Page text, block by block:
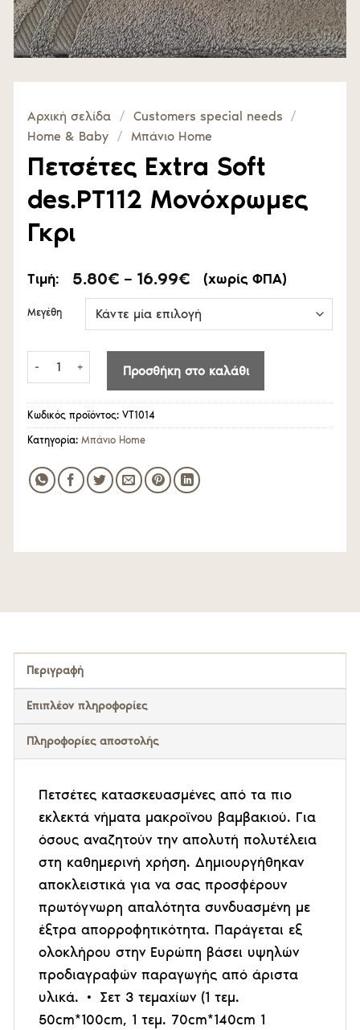
Αρχική σελίδα / Customers special needs /
Home & Baby / Μπάνιο Home
Πετσέτες Extra Soft
des.PT112 Μονόχρωμες
Γκρι
Τιμή: 5.80€ – 16.99€ Price
range:
5.80€
through
(χωρίς ΦΠΑ)
Μεγέθη
Πετσέτες Extra Soft des.PT112 Μονόχρωμες Γκρι ποσότητα
Προσθήκη στο καλάθι
Κωδικός προϊόντος: VT1014
Κατηγορία: Μπάνιο Home
Περιγραφή
Επιπλέον πληροφορίες
Πληροφορίες αποστολής
Πετσέτες κατασκευασμένες από τα πιο
εκλεκτά νήματα μακροϊνου βαμβακιού. Για
όσους αναζητούν την απολυτή πολυτέλεια
στη καθημερινή χρήση. Δημιουργήθηκαν
αποκλειστικά για να σας προσφέρουν
πρωτόγνωρη απαλότητα συνδυασμένη με
έξτρα απορροφητικότητα. Παράγεται εξ
ολοκλήρου στην Ευρώπη βάσει υψηλών
προδιαγραφών παραγωγής από άριστα
υλικά. • Σετ 3 τεμαχίων (1 τεμ.
50cm*100cm, 1 τεμ. 70cm*140cm 1